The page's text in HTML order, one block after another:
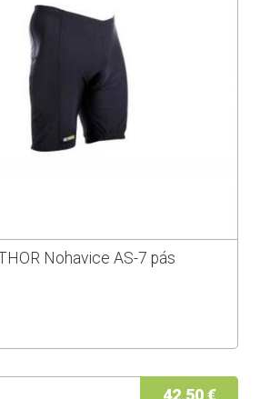
Nohavice AS-7 pás
42,50 €